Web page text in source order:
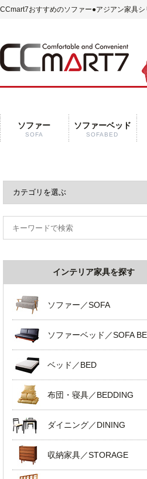
CCmart7おすすめのソファー●アジアン家具
ソファー
SOFA
ソファーベッド
SOFABED
インテリア家具を探す
ソファー／SOFA
ソファーベッド／SOFA
ベッド／BED
布団・寝具／BEDDING
ダイニング／DINING
収納家具／STORAGE